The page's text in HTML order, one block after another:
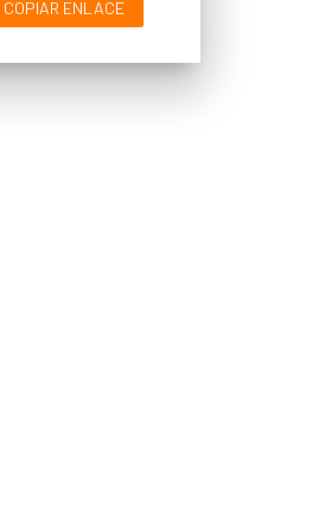
COPIAR ENLACE